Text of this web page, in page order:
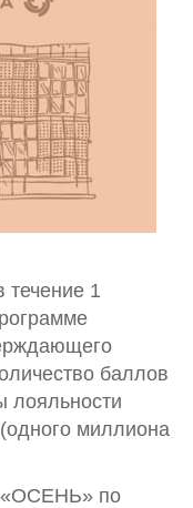
течение 1
баллов
лояльности
миллиона
«ОСЕНЬ» по